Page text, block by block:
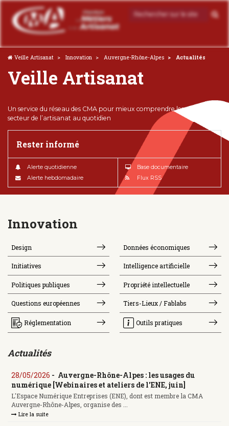
Veille Artisanat Innovation Auvergne-Rhône-Alpes Actualités
Veille Artisanat
Un service du réseau des CMA pour mieux comprendre les enjeux du
secteur de l’artisanat au quotidien
Rester informé
Alerte quotidienne
Alerte hebdomadaire
Base documentaire
Flux RSS
Innovation
Design Données économiques
Initiatives Intelligence artificielle
Politiques publiques Propriété intellectuelle
Questions européennes Tiers-Lieux / Fablabs
Réglementation Outils pratiques
Actualités
28/05/2026 - Auvergne-Rhône-Alpes : les usages du
numérique [Webinaires et ateliers de l'ENE, juin]
L'Espace Numérique Entreprises (ENE), dont est membre la CMA
Auvergne-Rhône-Alpes, organise des ...
Lire la suite